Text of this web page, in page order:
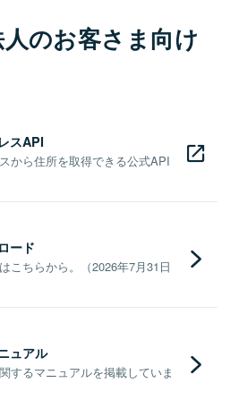
のお客さま向け
スAPI
から住所を取得できる公式API
ード
こちらから。（2026年7月31日
ュアル
するマニュアルを掲載していま